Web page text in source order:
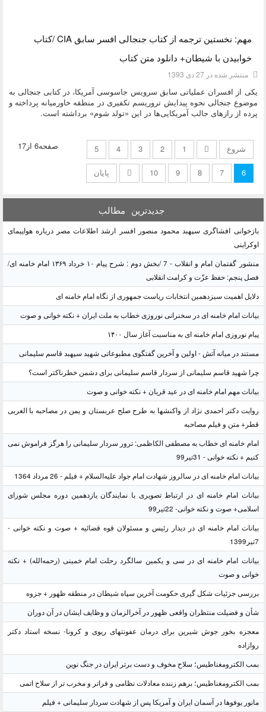
مهم: نخستین ترجمه از کتاب جنجالی افسر سابق CIA /کتاب
خوابیدن با شیطان+ دانلود متن کتاب
منتشر شده در 27 دی 1393
یکی از افسران عملیاتی سابق سرویس جاسوسی آمریکا، در کتابی جنجالی به
موضوع جنجالی نحوه پیدایش تروریسم تکفیری در منطقه خاورمیانه پرداخته و
پرده از رازهای جالب آمریکایی‌‌ها در این «تولد شوم» برداشته است.
صفحه6 از17 شروع 1
2
3
4
5
6
7
8
9
10 پایان
جدیدترین مطالب
بازخوانی افشاگری سپهبد محمود منصور افسر ارشد اطلاعات مصر درباره هواپیمای
اوکراینی
منشور گفتمان امام و انقلاب - 7 /بخش دوم : شرح پیام ۱۰ خرداد ۱۳۶۹ امام خامنه ای/
فصل پنجم: حفظ عزّت و کرامت انقلابی
دلایل اهمیت سیزدهمین انتخابات ریاست جمهوری از نگاه امام خامنه ای
بیانات امام خامنه ای در سخنرانی نوروزی خطاب به ملت ایران + نکته خوانی و صوت
پیام نوروزی امام خامنه ای به مناسبت آغاز سال ۱۴۰۰
مستند در میانه آتش - اولین و آخرین گفتگوی مطبوعاتی شهید سپهبد قاسم سلیمانی
چرا شهید قاسم سلیمانی از سردار قاسم سلیمانی برای دشمن خطرناکتر است؟
بیانات مهم امام خامنه ای در عید قربان + نکته خوانی و صوت
روایت دکتر احمدی نژاد از واکنشها به طرح صلح عربستان و یمن در مصاحبه با العربی
قطر+ متن و فیلم مصاحبه
امام خامنه ای خطاب به مصطفی الکاظمی: ترور سردار سلیمانی را هرگز فراموش نمی
کنیم + نکته خوانی - 31تیر99
بیانات امام خامنه ای در سالروز شهادت امام جواد علیه‌السلام + فیلم - 26 مرداد 1364
بیانات امام خامنه ای در ارتباط تصویری با نمایندگان یازدهمین دوره مجلس شورای
اسلامی+ صوت و نکته خوانی- 22تیر99
بیانات امام خامنه ای در دیدار رئیس و مسئولان قوه قضائیه + صوت و نکته خوانی -
7تیر1399
بیانات امام خامنه ای در سی و یکمین سالگرد رحلت امام خمینی (رحمه‌الله) + نکته
خوانی و صوت
بررسی جزئیات شکل گیری حکومت آخرین سپاه شیطان در منطقه ظهور + جزوه
شأن و فضیلت منتظران واقعی ظهور در آخرالزمان و وظایف ایشان در آن دوران
معجزه بخور جوش شیرین برای درمان عفونتهای ریوی و کرونا- نسخه استاد دکتر
روازاده
بمب الکترومغناطیس؛ سلاح مخوف و دست برتر ایران در جنگ نوین
بمب الکترومغناطیس؛ برهم زننده معادلات نظامی و فراتر و مخرب تر از سلاح اتمی
مانور یوفوها در آسمان ایران و آمریکا پس از شهادت سردار سلیمانی + فیلم